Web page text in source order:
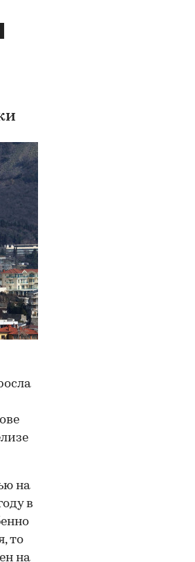
на
в
то
на